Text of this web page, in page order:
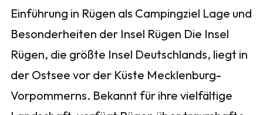
Einführung in Rügen als Campingziel Lage und
Besonderheiten der Insel Rügen Die Insel
Rügen, die größte Insel Deutschlands, liegt in
der Ostsee vor der Küste Mecklenburg-
Vorpommerns. Bekannt für ihre vielfältige